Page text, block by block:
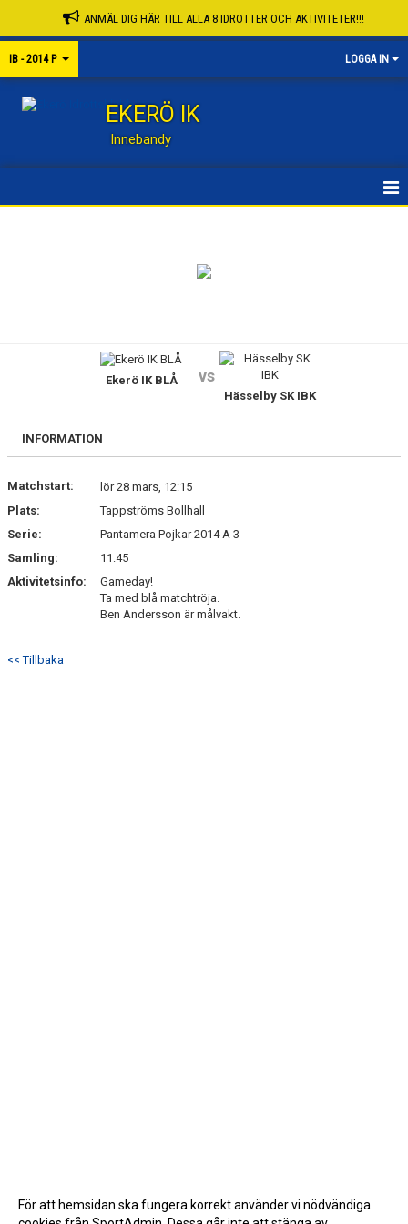
ANMÄL DIG HÄR TILL ALLA 8 IDROTTER OCH AKTIVITETER!!!
IB - 2014 P LOGGA IN
EKERÖ IK
Innebandy
Ekerö IK BLÅ vs
Hässelby SK IBK
INFORMATION
Matchstart:
lör 28 mars, 12:15
Plats:
Tappströms Bollhall
Serie:
Pantamera Pojkar 2014 A 3
Samling:
11:45
Aktivitetsinfo:
Gameday!
Ta med blå matchtröja.
Ben Andersson är målvakt.
<< Tillbaka
För att hemsidan ska fungera korrekt använder vi nödvändiga